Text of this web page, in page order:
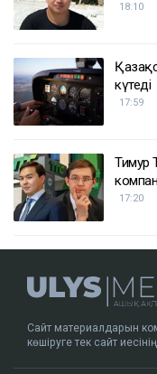
18:10
күтеді
17:59
Тимур
17:20
Сайт материалдарын
көшіруге тек сайт